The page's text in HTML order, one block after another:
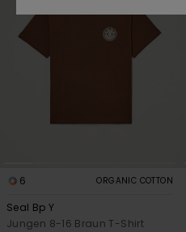
6 ORGANIC COTTON
Seal Bp Y
Jungen 8-16 Braun T-Shirt